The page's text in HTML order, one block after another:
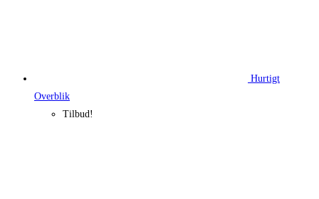
Hurtigt
Overblik
Tilbud!